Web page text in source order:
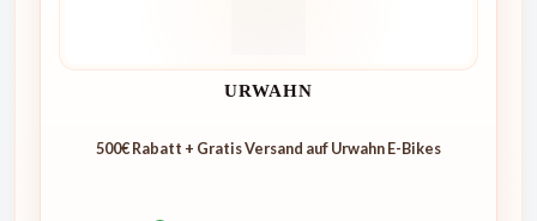
URWAHN
500€ Rabatt + Gratis Versand auf Urwahn E-Bikes